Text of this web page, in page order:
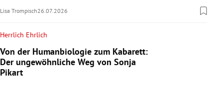
Lisa Trompisch26.07.2026
Herrlich Ehrlich
Von der Humanbiologie zum Kabarett:
Der ungewöhnliche Weg von Sonja
Pikart